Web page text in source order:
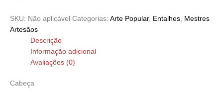
SKU: Não aplicável Categorias: Arte Popular, Entalhes Mestres
Artesãos
Descrição
Informação adicional
Avaliações (0)
Cabeça